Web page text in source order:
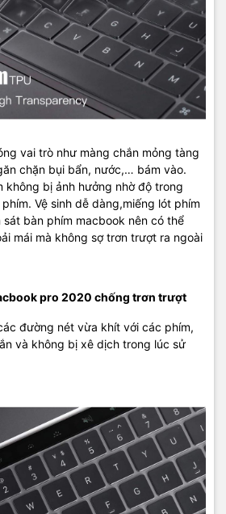
vai trò như màng chắn mỏng tàng
chặn bụi bẩn, nước,… bám vào.
không bị ảnh hưởng nhờ độ trong
Vệ sinh dễ dàng,miếng lót phím
bàn phím macbook nên có thể
mái mà không sợ trơn trượt ra ngoài
pro 2020 chống trơn trượt
đường nét vừa khít với các phím,
và không bị xê dịch trong lúc sử